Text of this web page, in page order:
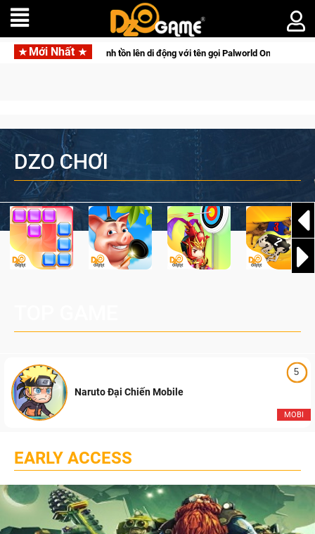
Mới NhấtGia Nhập Closed Beta Norse Saga: Cửu Giới Thức Tỉnh,
DZO CHƠI
5
MOBI
Naruto Đại Chiến Mobile
EARLY ACCESS